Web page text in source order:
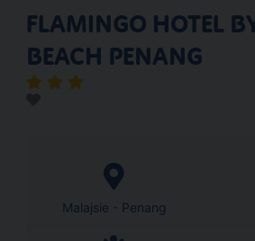
FLAMINGO HOTEL
BEACH PENANG
Malajsie - Penang